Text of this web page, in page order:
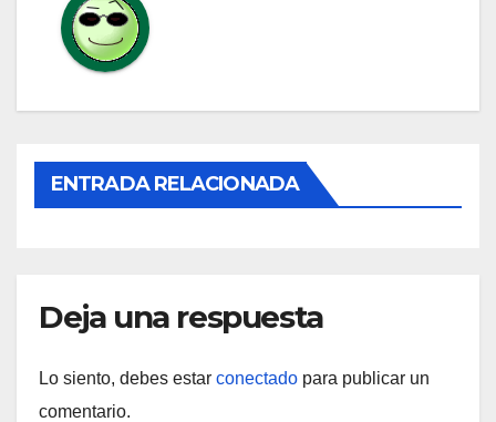
ENTRADA RELACIONADA
Deja una respuesta
Lo siento, debes estar conectado para publicar un
comentario.